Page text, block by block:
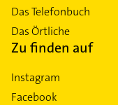
Das Telefonbuch
Das Örtliche
Zu finden auf
Instagram
Facebook